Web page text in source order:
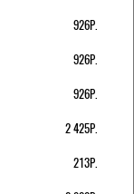
926Р.
926Р.
926Р.
2 425Р.
213Р.